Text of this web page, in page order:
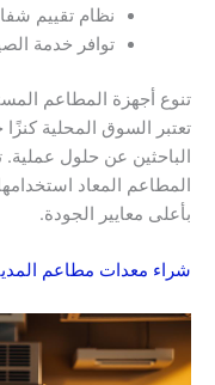
نظام تقييم
توافر خدمة
تنوع أجهزة المطاعم
تعتبر السوق المحلية
الباحثين عن حلول عملية.
المطاعم المعاد
بأعلى معايير الجودة.
شراء معدات مطاعم